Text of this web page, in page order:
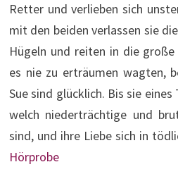
Retter und verlieben sich
mit den beiden verlassen sie
Hügeln und reiten in die
es nie zu erträumen wagten,
Sue sind glücklich. Bis sie
welch niederträchtige und
sind, und ihre Liebe sich in
Hörprobe